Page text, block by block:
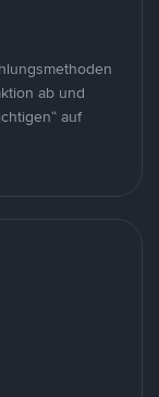
ab und
auf